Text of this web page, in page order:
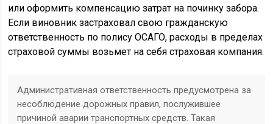
или оформить компенсацию затрат на починку забора.
Если виновник застраховал свою гражданскую
ответственность по полису ОСАГО, расходы в пределах
страховой суммы возьмет на себя страховая компания.
Административная ответственность предусмотрена за
несоблюдение дорожных правил, послужившее
причиной аварии транспортных средств. Такая